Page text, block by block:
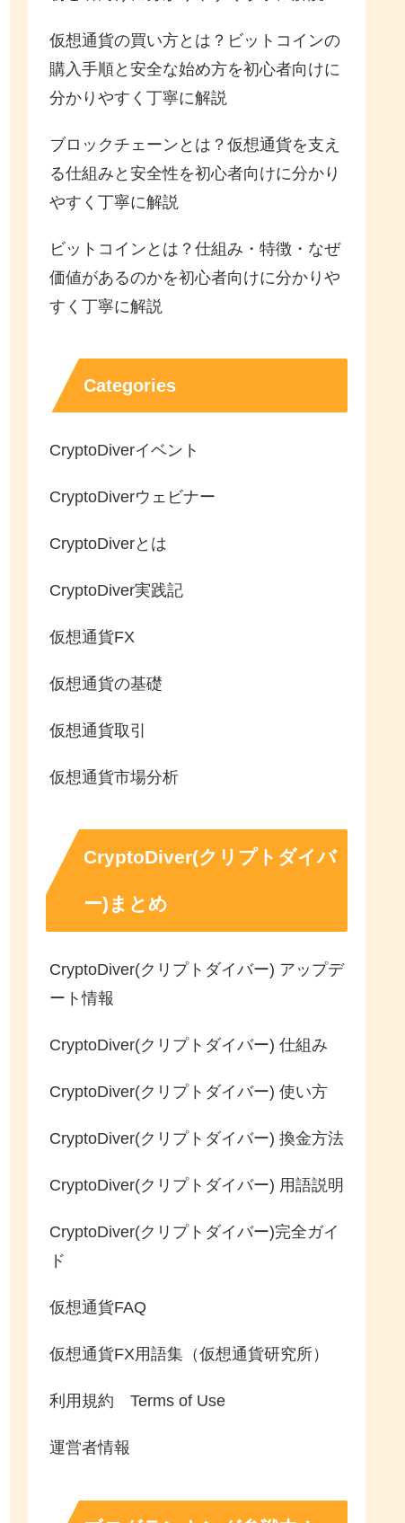
仮想通貨の買い方とは？ビットコインの
購入手順と安全な始め方を初心者向けに
分かりやすく丁寧に解説
ブロックチェーンとは？仮想通貨を支え
る仕組みと安全性を初心者向けに分かり
やすく丁寧に解説
ビットコインとは？仕組み・特徴・なぜ
価値があるのかを初心者向けに分かりや
すく丁寧に解説
Categories
CryptoDiverイベント
CryptoDiverウェビナー
CryptoDiverとは
CryptoDiver実践記
仮想通貨FX
仮想通貨の基礎
仮想通貨取引
仮想通貨市場分析
CryptoDiver(クリプトダイバ
ー)まとめ
CryptoDiver(クリプトダイバー) アップデ
ート情報
CryptoDiver(クリプトダイバー) 仕組み
CryptoDiver(クリプトダイバー) 使い方
CryptoDiver(クリプトダイバー) 換金方法
CryptoDiver(クリプトダイバー) 用語説明
CryptoDiver(クリプトダイバー)完全ガイ
ド
仮想通貨FAQ
仮想通貨FX用語集（仮想通貨研究所）
利用規約 Terms of Use
運営者情報